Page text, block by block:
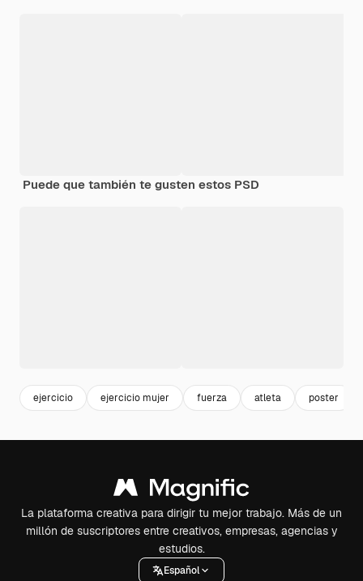
Puede que también te gusten estos PSD
ejercicio ejercicio mujer fuerza atleta poster
La plataforma creativa para dirigir tu mejor trabajo. Más de un
millón de suscriptores entre creativos, empresas, agencias y
estudios.
Español